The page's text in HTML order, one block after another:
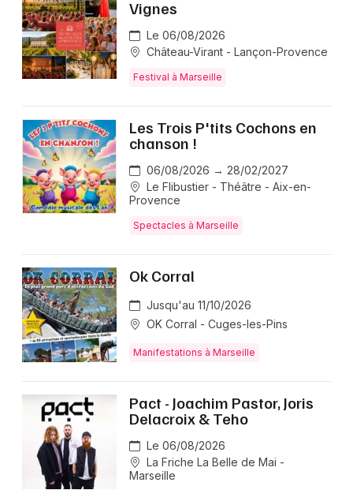
Vignes
Le 06/08/2026
Château-Virant - Lançon-Provence
Festival à Marseille
Les Trois P'tits Cochons en
chanson !
06/08/2026 → 28/02/2027
Le Flibustier - Théâtre - Aix-en-
Provence
Spectacles à Marseille
Ok Corral
Jusqu'au 11/10/2026
OK Corral - Cuges-les-Pins
Manifestations à Marseille
Pact - Joachim Pastor, Joris
Delacroix & Teho
Le 06/08/2026
La Friche La Belle de Mai -
Marseille